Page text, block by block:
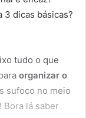
3 dicas básicas?
tudo o que
organizar o
sufoco no meio
Bora lá saber